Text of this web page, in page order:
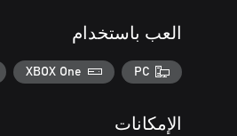
العب باستخدام
PC
XBOX One
الإمكانات